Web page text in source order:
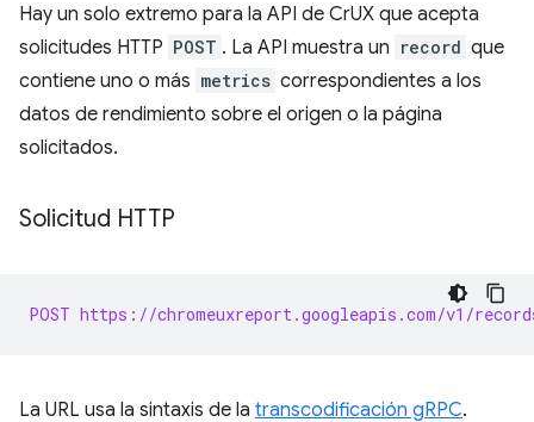
Hay un solo extremo para la API de CrUX que acepta
solicitudes HTTP POST . La API muestra un record que
contiene uno o más metrics correspondientes a los
datos de rendimiento sobre el origen o la página
solicitados.
Solicitud HTTP
POST https://chromeuxreport.googleapis.com/v1/
La URL usa la sintaxis de la transcodificación gRPC.